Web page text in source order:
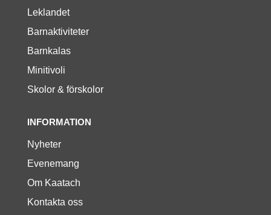
Leklandet
Barnaktiviteter
Barnkalas
Minitivoli
Skolor & förskolor
INFORMATION
Nyheter
Evenemang
Om Kaatach
Kontakta oss